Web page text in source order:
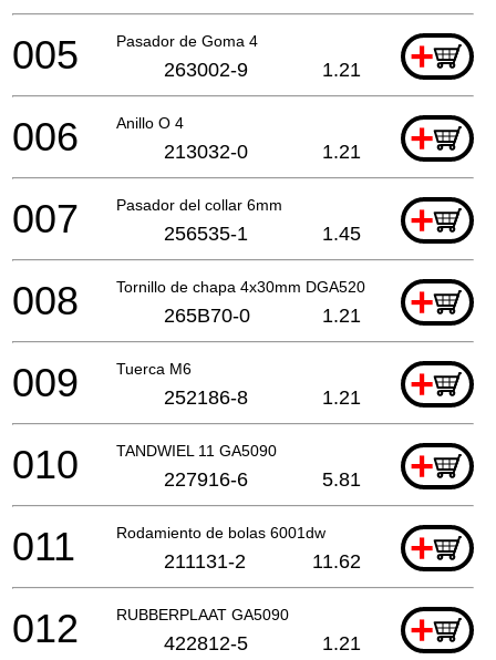
Pasador de Goma 4 +
005 263002-9 1.21
Anillo O 4 +
006 213032-0 1.21
Pasador del collar 6mm +
007 256535-1 1.45
Tornillo de chapa 4x30mm DGA520 +
008 265B70-0 1.21
Tuerca M6 +
009 252186-8 1.21
TANDWIEL 11 GA5090 +
010 227916-6 5.81
Rodamiento de bolas 6001dw +
011 211131-2 11.62
RUBBERPLAAT GA5090 +
012 422812-5 1.21